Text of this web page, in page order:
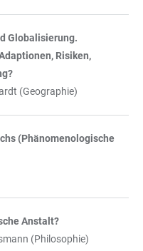
Globalisierung.
Risiken,
(Geographie)
(Phänomenologische
Anstalt?
(Philosophie)